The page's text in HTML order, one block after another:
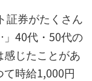
証券がたくさん
40代・50代の
じたことがあ
時給1,000円